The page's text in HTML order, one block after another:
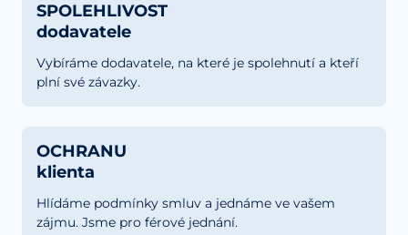
SPOLEHLIVOST
dodavatele
Vybíráme dodavatele, na které je spolehnutí a kteří
plní své závazky.
OCHRANU
klienta
Hlídáme podmínky smluv a jednáme ve vašem
zájmu. Jsme pro férové jednání.